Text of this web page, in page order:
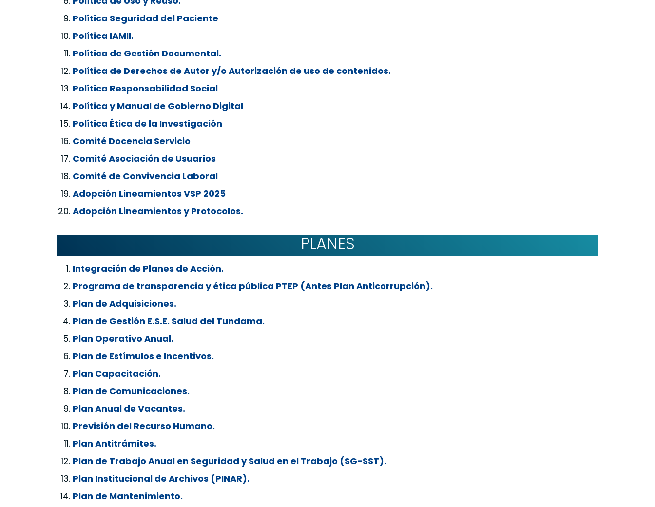
Política Seguridad del Paciente
Política IAMII.
Política de Gestión Documental.
Política de Derechos de Autor y/o Autorización de uso de contenidos.
Política Responsabilidad Social
Política y Manual de Gobierno Digital
Política Ética de la Investigación
Comité Docencia Servicio
Comité Asociación de Usuarios
Comité de Convivencia Laboral
Adopción Lineamientos VSP 2025
Adopción Lineamientos y Protocolos.
PLANES
Integración de Planes de Acción.
Programa de transparencia y ética pública PTEP (Antes Plan Anticorrupción).
Plan de Adquisiciones.
Plan de Gestión E.S.E. Salud del Tundama.
Plan Operativo Anual.
Plan de Estímulos e Incentivos.
Plan Capacitación.
Plan de Comunicaciones.
Plan Anual de Vacantes.
Previsión del Recurso Humano.
Plan Antitrámites.
Plan de Trabajo Anual en Seguridad y Salud en el Trabajo (SG-SST).
Plan Institucional de Archivos (PINAR).
Plan de Mantenimiento.